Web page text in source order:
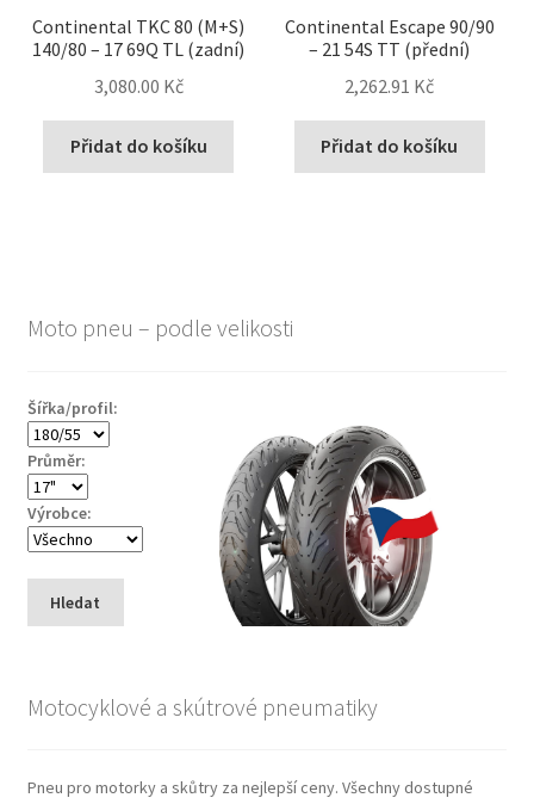
Continental TKC 80 (M+S)
140/80 – 17 69Q TL (zadní)
3,080.00 Kč
Přidat do košíku
Continental Escape 90/90
– 21 54S TT (přední)
2,262.91 Kč
Přidat do košíku
Moto pneu – podle velikosti
Šířka/profil:
Průměr:
Výrobce:
Hledat
Motocyklové a skútrové pneumatiky
Pneu pro motorky a skůtry za nejlepší ceny. Všechny dostupné